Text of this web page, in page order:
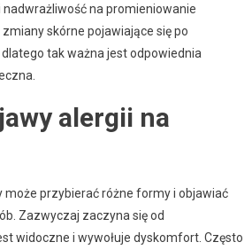
nadwrażliwość na promieniowanie
skórne pojawiające się po
dlatego tak ważna jest odpowiednia
alergii na
przybierać różne formy i objawiać
Zazwyczaj zaczyna się od
widoczne i wywołuje dyskomfort. Często